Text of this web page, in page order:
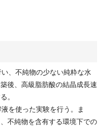
、不純物の少ない純粋な水
後、高級脂肪酸の結晶成長速
。
を使った実験を行う。ま
不純物を含有する環境下での